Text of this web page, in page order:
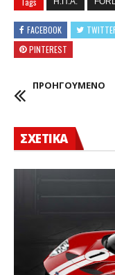
FACEBOOK
PINTEREST
ΠΡΟΗΓΟΥΜΕΝΟ
ΣΧΕΤΙΚΑ